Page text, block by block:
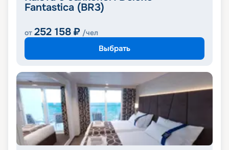
Fantastica (BR3)
от 252 158 ₽ /чел
Выбрать